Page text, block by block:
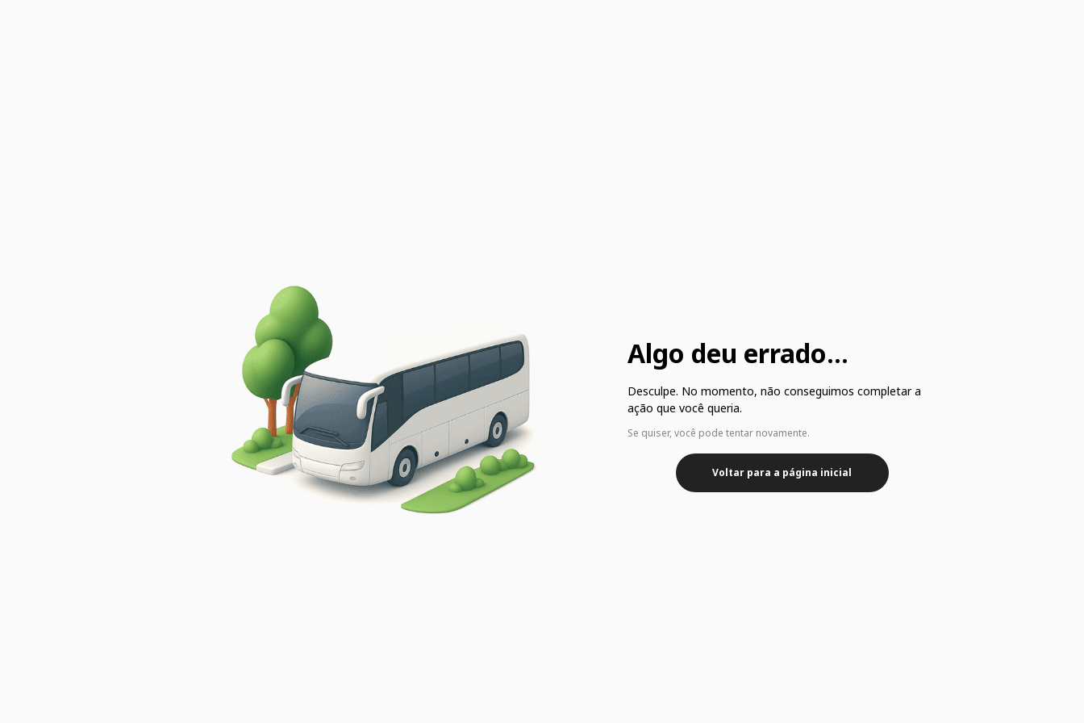
Algo deu errado...
Desculpe. No momento, não conseguimos completar a
ação que você queria.
Se quiser, você pode tentar novamente.
Voltar para a página inicial